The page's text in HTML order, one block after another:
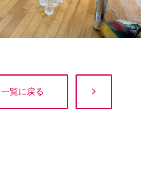
一覧に戻る